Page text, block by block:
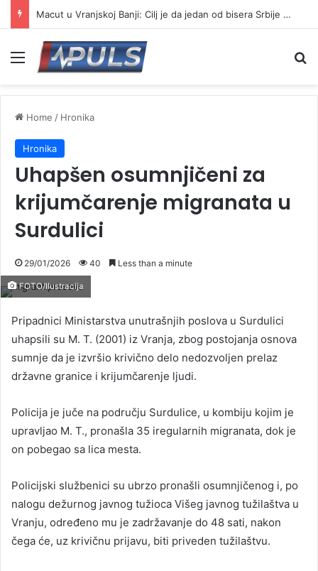
Macut u Vranjskoj Banji: Cilj je da jedan od bisera Srbije postane još jači centar banjskog turizma
Menu
Home / Hronika
Hronika
Uhapšen osumnjičeni za
krijumčarenje migranata u
Surdulici
29/01/2026 40 Less than a minute
FOTO/Ilustracija
Pripadnici Ministarstva unutrašnjih poslova u Surdulici
uhapsili su M. T. (2001) iz Vranja, zbog postojanja osnova
sumnje da je izvršio krivično delo nedozvoljen prelaz
državne granice i krijumčarenje ljudi.
Policija je juče na području Surdulice, u kombiju kojim je
upravljao M. T., pronašla 35 iregularnih migranata, dok je
on pobegao sa lica mesta.
Policijski službenici su ubrzo pronašli osumnjičenog i, po
nalogu dežurnog javnog tužioca Višeg javnog tužilaštva u
Vranju, određeno mu je zadržavanje do 48 sati, nakon
čega će, uz krivičnu prijavu, biti priveden tužilaštvu.